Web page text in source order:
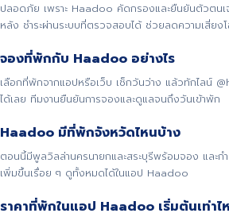
ปลอดภัย เพราะ Haadoo คัดกรองและยืนยันตัวตน
หลัง ชำระผ่านระบบที่ตรวจสอบได้ ช่วยลดความเสี่ยง
จองที่พักกับ Haadoo อย่างไร
เลือกที่พักจากแอปหรือเว็บ เช็กวันว่าง แล้วทักไลน์
ได้เลย ทีมงานยืนยันการจองและดูแลจนถึงวันเข้าพัก
Haadoo มีที่พักจังหวัดไหนบ้าง
ตอนนี้มีพูลวิลล่านครนายกและสระบุรีพร้อมจอง และก
เพิ่มขึ้นเรื่อย ๆ ดูทั้งหมดได้ในแอป Haadoo
ราคาที่พักในแอป Haadoo เริ่มต้นเท่าไ